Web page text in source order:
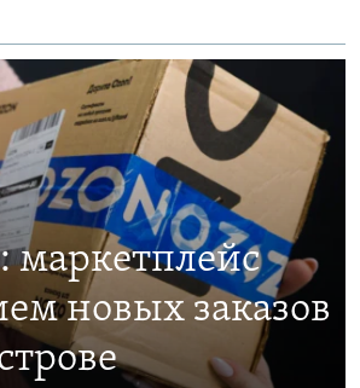
маркетплейс
новых заказов